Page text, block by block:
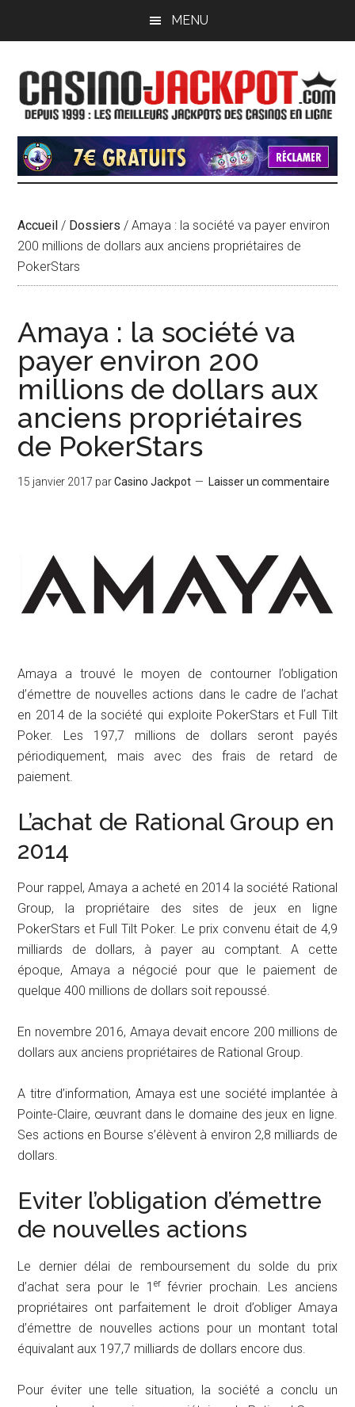
principal
barre
latérale
principale
MENU
Accueil / Dossiers /Amaya : la société va payer environ
200 millions de dollars aux anciens propriétaires de
PokerStars
Amaya : la société va
payer environ 200
millions de dollars aux
anciens propriétaires
de PokerStars
15 janvier 2017 parCasino Jackpot Laisser un commentaire
Amaya a trouvé le moyen de contourner l’obligation
d’émettre de nouvelles actions dans le cadre de l’achat
en 2014 de la société qui exploite PokerStars et Full Tilt
Poker. Les 197,7 millions de dollars seront payés
périodiquement, mais avec des frais de retard de
paiement.
L’achat de Rational Group en
2014
Pour rappel, Amaya a acheté en 2014 la société Rational
Group, la propriétaire des sites de jeux en ligne
PokerStars et Full Tilt Poker. Le prix convenu était de 4,9
milliards de dollars, à payer au comptant. A cette
époque, Amaya a négocié pour que le paiement de
quelque 400 millions de dollars soit repoussé.
En novembre 2016, Amaya devait encore 200 millions de
dollars aux anciens propriétaires de Rational Group.
A titre d’information, Amaya est une société implantée à
Pointe-Claire, œuvrant dans le domaine des jeux en ligne.
Ses actions en Bourse s’élèvent à environ 2,8 milliards de
dollars.
Eviter l’obligation d’émettre
de nouvelles actions
Le dernier délai de remboursement du solde du prix
d’achat sera pour le 1 er
février prochain. Les anciens
propriétaires ont parfaitement le droit d’obliger Amaya
d’émettre de nouvelles actions pour un montant total
équivalant aux 197,7 milliards de dollars encore dus.
Pour éviter une telle situation, la société a conclu un